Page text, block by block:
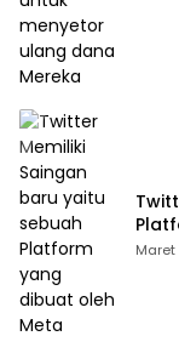
Maret